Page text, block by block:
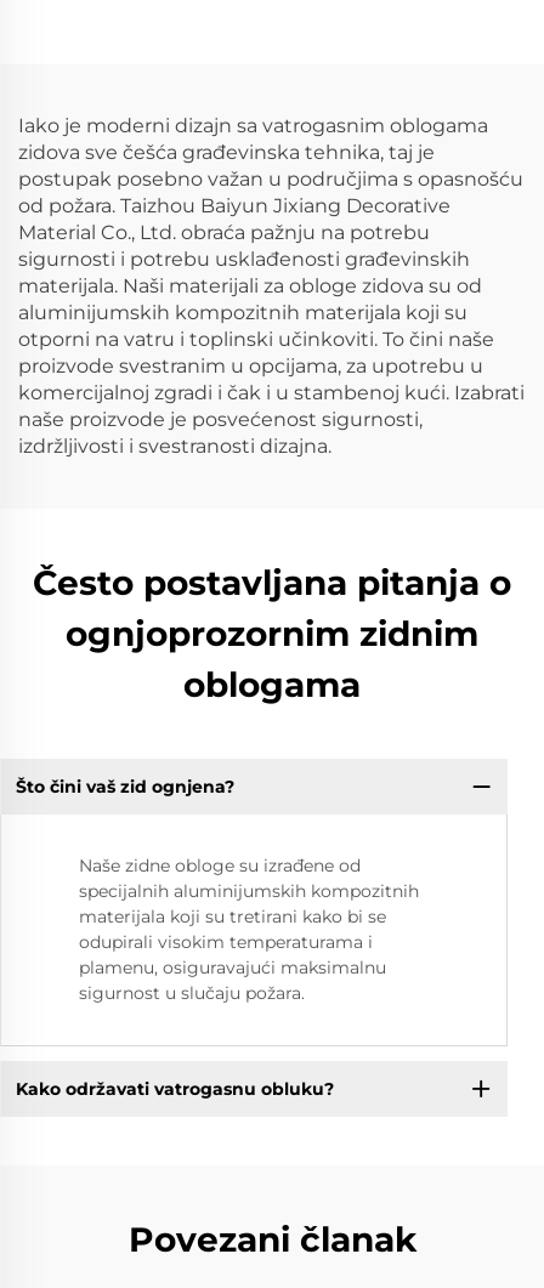
Iako je moderni dizajn sa vatrogasnim oblogama
zidova sve češća građevinska tehnika, taj je
postupak posebno važan u područjima s opasnošću
od požara. Taizhou Baiyun Jixiang Decorative
Material Co., Ltd. obraća pažnju na potrebu
sigurnosti i potrebu usklađenosti građevinskih
materijala. Naši materijali za obloge zidova su od
aluminijumskih kompozitnih materijala koji su
otporni na vatru i toplinski učinkoviti. To čini naše
proizvode svestranim u opcijama, za upotrebu u
komercijalnoj zgradi i čak i u stambenoj kući. Izabrati
naše proizvode je posvećenost sigurnosti,
izdržljivosti i svestranosti dizajna.
Često postavljana pitanja o
ognjoprozornim zidnim
oblogama
Što čini vaš zid ognjena?
Naše zidne obloge su izrađene od
specijalnih aluminijumskih kompozitnih
materijala koji su tretirani kako bi se
odupirali visokim temperaturama i
plamenu, osiguravajući maksimalnu
sigurnost u slučaju požara.
Kako održavati vatrogasnu obluku?
Povezani članak